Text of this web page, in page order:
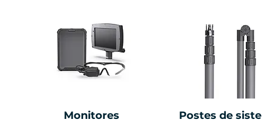
Monitores
Postes de